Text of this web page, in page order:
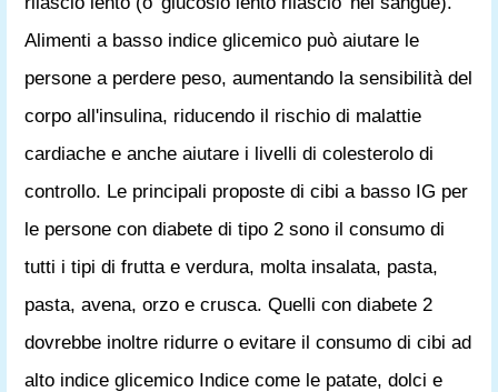
Alimenti a basso indice glicemico può aiutare le
persone a perdere peso, aumentando la sensibilità del
corpo all'insulina, riducendo il rischio di malattie
cardiache e anche aiutare i livelli di colesterolo di
controllo. Le principali proposte di cibi a basso IG per
le persone con diabete di tipo 2 sono il consumo di
tutti i tipi di frutta e verdura, molta insalata, pasta,
pasta, avena, orzo e crusca. Quelli con diabete 2
dovrebbe inoltre ridurre o evitare il consumo di cibi ad
alto indice glicemico Indice come le patate, dolci e